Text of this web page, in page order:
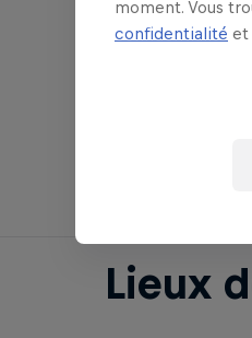
1 Lieux de la
Lieux
moment. Vous
confidentialité et